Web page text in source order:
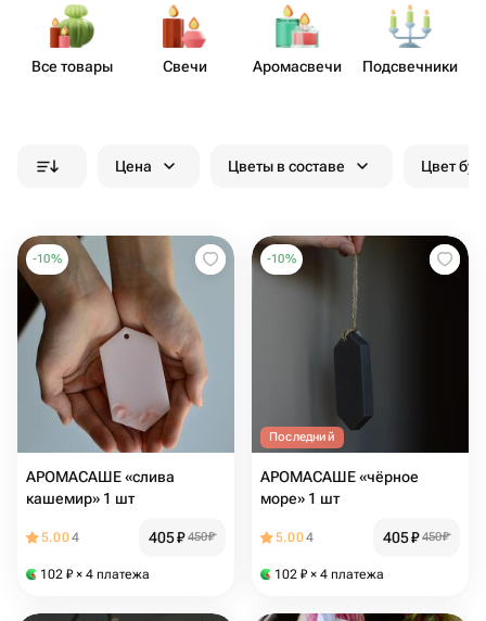
Все товары Свечи Аром​асвечи Подсв​ечники
Цена Цветы в составе Цвет
-10%
АРОМАСАШЕ «слива
кашемир» 1 шт
5.004 405₽ 450₽
102 ₽ × 4 платежа
-10%
Последний
АРОМАСАШЕ «чёрное
море» 1 шт
5.004 405₽ 450₽
102 ₽ × 4 платежа